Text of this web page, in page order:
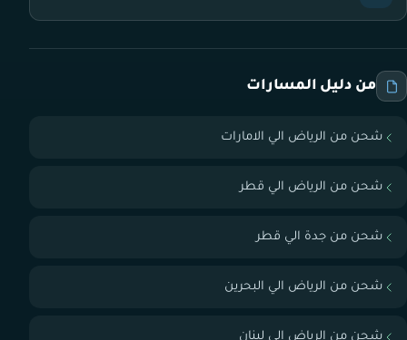
من دليل المسارات
شحن من الرياض الي الامارات
شحن من الرياض الي قطر
شحن من جدة الي قطر
شحن من الرياض الي البحرين
شحن من الرياض الي لبنان